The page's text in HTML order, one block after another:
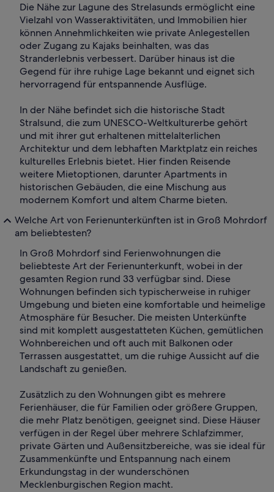
Die Nähe zur Lagune des Strelasunds ermöglicht eine
Vielzahl von Wasseraktivitäten, und Immobilien hier
können Annehmlichkeiten wie private Anlegestellen
oder Zugang zu Kajaks beinhalten, was das
Stranderlebnis verbessert. Darüber hinaus ist die
Gegend für ihre ruhige Lage bekannt und eignet sich
hervorragend für entspannende Ausflüge.
In der Nähe befindet sich die historische Stadt
Stralsund, die zum UNESCO-Weltkulturerbe gehört
und mit ihrer gut erhaltenen mittelalterlichen
Architektur und dem lebhaften Marktplatz ein reiches
kulturelles Erlebnis bietet. Hier finden Reisende
weitere Mietoptionen, darunter Apartments in
historischen Gebäuden, die eine Mischung aus
modernem Komfort und altem Charme bieten.
Welche Art von Ferienunterkünften ist in Groß Mohrdorf
am beliebtesten?
In Groß Mohrdorf sind Ferienwohnungen die
beliebteste Art der Ferienunterkunft, wobei in der
gesamten Region rund 33 verfügbar sind. Diese
Wohnungen befinden sich typischerweise in ruhiger
Umgebung und bieten eine komfortable und heimelige
Atmosphäre für Besucher. Die meisten Unterkünfte
sind mit komplett ausgestatteten Küchen, gemütlichen
Wohnbereichen und oft auch mit Balkonen oder
Terrassen ausgestattet, um die ruhige Aussicht auf die
Landschaft zu genießen.
Zusätzlich zu den Wohnungen gibt es mehrere
Ferienhäuser, die für Familien oder größere Gruppen,
die mehr Platz benötigen, geeignet sind. Diese Häuser
verfügen in der Regel über mehrere Schlafzimmer,
private Gärten und Außensitzbereiche, was sie ideal für
Zusammenkünfte und Entspannung nach einem
Erkundungstag in der wunderschönen
Mecklenburgischen Region macht.